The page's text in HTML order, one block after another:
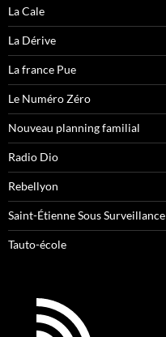
La Cale
La Dérive
La france Pue
Le Numéro Zéro
Nouveau planning familial
Radio Dio
Rebellyon
Saint-Étienne Sous Surveillance
Tauto-école